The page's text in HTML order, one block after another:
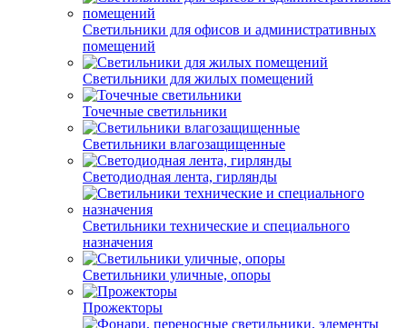
Светильники для офисов и административных
помещений
Светильники для жилых помещений
Точечные светильники
Светильники влагозащищенные
Светодиодная лента, гирлянды
Светильники технические и специального
назначения
Светильники уличные, опоры
Прожекторы